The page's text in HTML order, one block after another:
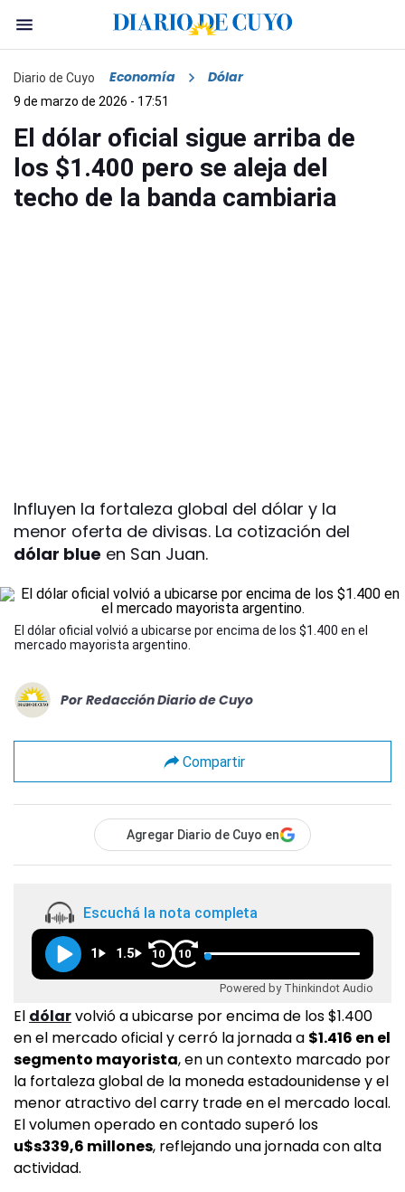
Diario de Cuyo Economía Dólar
9 de marzo de 2026 - 17:51
El dólar oficial sigue arriba de
los $1.400 pero se aleja del
techo de la banda cambiaria
Influyen la fortaleza global del dólar y la
menor oferta de divisas. La cotización del
dólar blue en San Juan.
El dólaroficial volvió a ubicarse por encima de los $1.400 en el
mercado mayorista argentino.
Por Redacción Diario de Cuyo
Compartir
Agregar Diario de Cuyo en
Escuchá la nota completa
1 1.5 10 10
Powered by Thinkindot Audio
El dólarvolvió a ubicarse por encima de los $1.400
en el mercado oficial y cerró la jornada a $1.416 en el
segmento mayorista, en un contexto marcado por
la fortaleza global de la moneda estadounidense y el
menor atractivo del carry trade en el mercado local.
El volumen operado en contado superó los
u$s339,6 millones, reflejando una jornada con alta
actividad.